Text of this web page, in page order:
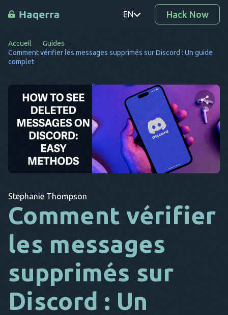
EN
PT
RO
SV
KO
EL
CS
DA
FR
NL
Hack Now
Accueil
Guides
Comment vérifier les messages supprimés sur Discord : Un guide
complet
Partager cet article
Twitter Facebook Copier le lien
Stephanie Thompson
Comment vérifier
les messages
supprimés sur
Discord : Un